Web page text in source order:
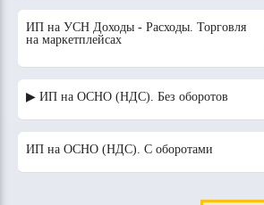
ИП на УСН Доходы - Расходы. Торговля
на маркетплейсах
▶ ИП на ОСНО (НДС). Без оборотов
ИП на ОСНО (НДС). С оборотами